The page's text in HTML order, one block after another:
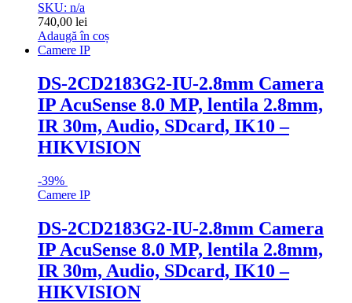
SKU: n/a
740,00 lei
Adaugă în coș
Camere IP
DS-2CD2183G2-IU-2.8mm Camera
IP AcuSense 8.0 MP, lentila 2.8mm,
IR 30m, Audio, SDcard, IK10 –
HIKVISION
-39%
Camere IP
DS-2CD2183G2-IU-2.8mm Camera
IP AcuSense 8.0 MP, lentila 2.8mm,
IR 30m, Audio, SDcard, IK10 –
HIKVISION